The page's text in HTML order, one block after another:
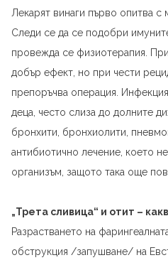
Лекарят винаги първо опитва с
Следи се да се подобри
провежда се физиотерапия.
добър ефект, но при чести
препоръчва операция.
деца, често слиза до долните
бронхити, бронхиолити,
антибиотично лечение, което
организъм, защото така още
„Трета сливица“ и отит –
Разрастването на
обструкция /запушване/ на